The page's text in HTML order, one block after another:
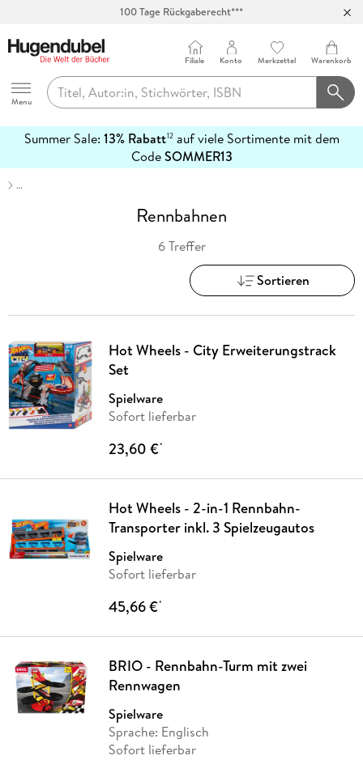
100 Tage Rückgaberecht***
Hugendubel
Menu
Filiale Konto Merkzettel Warenkorb
Summer Sale: 13% Rabatt12auf viele Sortimente mit dem
CodeSOMMER13
erfahren
…
Rennbahnen
6 Treffer
Sortieren
Hot Wheels - City Erweiterungstrack
Set
Spielware
Sofort lieferbar
23,60 €*
Hot Wheels - 2-in-1 Rennbahn-
Transporter inkl. 3 Spielzeugautos
Spielware
Sofort lieferbar
45,66 €*
BRIO - Rennbahn-Turm mit zwei
Rennwagen
Spielware
Sprache: Englisch
Sofort lieferbar